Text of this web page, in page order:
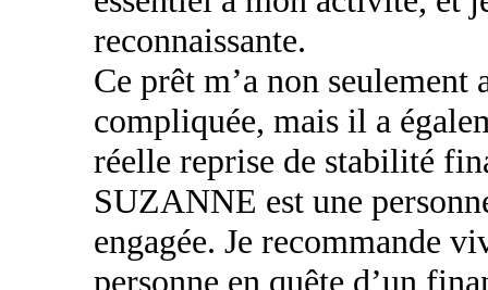
reconnaissante.
Ce prêt m’a non
compliquée, mais il a
réelle reprise de stabilité
SUZANNE est une
engagée. Je recommande
personne en quête d’un